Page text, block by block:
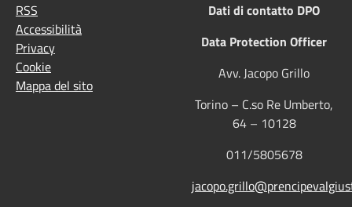
RSS
Accessibilità
Privacy
Cookie
Mappa del sito
Dati di contatto DPO
Data Protection Officer
Avv. Jacopo Grillo
Torino – C.so Re Umberto,
64 – 10128
011/5805678